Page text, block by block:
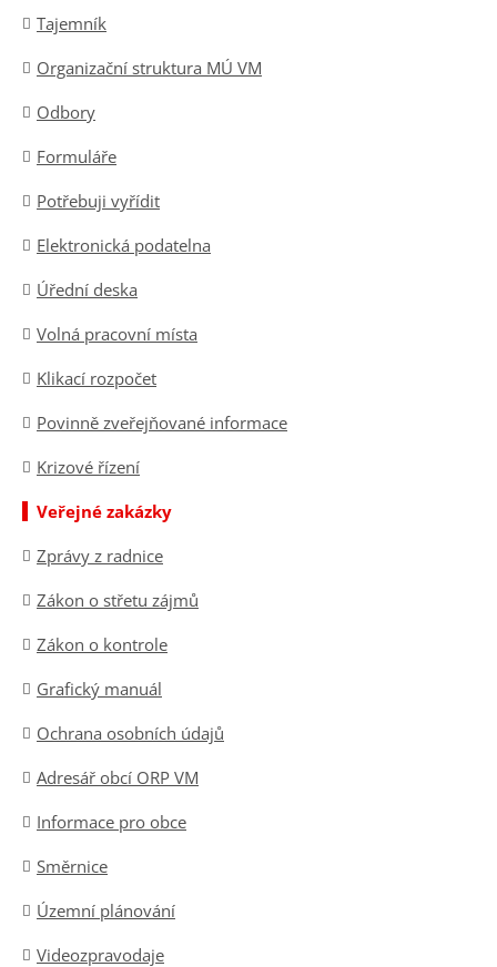
Tajemník
Organizační struktura MÚ VM
Odbory
Formuláře
Potřebuji vyřídit
Elektronická podatelna
Úřední deska
Volná pracovní místa
Klikací rozpočet
Povinně zveřejňované informace
Krizové řízení
Veřejné zakázky
Zprávy z radnice
Zákon o střetu zájmů
Zákon o kontrole
Grafický manuál
Ochrana osobních údajů
Adresář obcí ORP VM
Informace pro obce
Směrnice
Územní plánování
Videozpravodaje